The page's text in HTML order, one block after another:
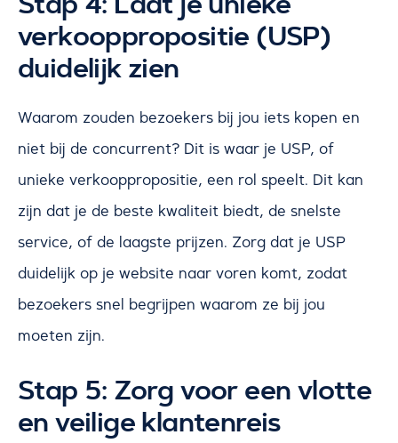
verkooppropositie (USP)
duidelijk zien
Waarom zouden bezoekers bij jou iets kopen en
niet bij de concurrent? Dit is waar je USP, of
unieke verkooppropositie, een rol speelt. Dit kan
zijn dat je de beste kwaliteit biedt, de snelste
service, of de laagste prijzen. Zorg dat je USP
duidelijk op je website naar voren komt, zodat
bezoekers snel begrijpen waarom ze bij jou
moeten zijn.
Stap 5: Zorg voor een vlotte
en veilige klantenreis